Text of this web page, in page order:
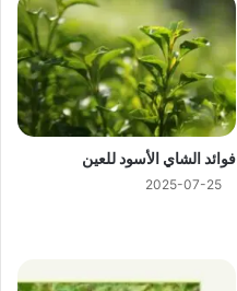
فوائد الشاي الأسود للعين
2025-07-25